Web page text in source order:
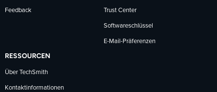
Feedback Trust Center
Softwareschlüssel
E-Mail-Präferenzen
RESSOURCEN
Über TechSmith
Kontaktinformationen